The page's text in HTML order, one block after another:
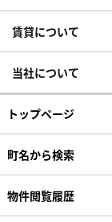
賃貸について
当社について
トップページ
町名から検索
物件閲覧履歴